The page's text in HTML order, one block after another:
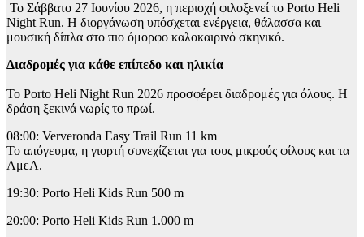
Το Σάββατο 27 Ιουνίου 2026, η περιοχή φιλοξενεί το Porto Heli
Night Run. Η διοργάνωση υπόσχεται ενέργεια, θάλασσα και
μουσική δίπλα στο πιο όμορφο καλοκαιρινό σκηνικό.
Διαδρομές για κάθε επίπεδο και ηλικία
Το Porto Heli Night Run 2026 προσφέρει διαδρομές για όλους. Η
δράση ξεκινά νωρίς το πρωί.
08:00: Ververonda Easy Trail Run 11 km
Το απόγευμα, η γιορτή συνεχίζεται για τους μικρούς φίλους και τα
ΑμεΑ.
19:30: Porto Heli Kids Run 500 m
20:00: Porto Heli Kids Run 1.000 m